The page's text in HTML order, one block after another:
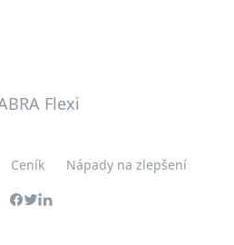
Ceník Nápady na zlepšení